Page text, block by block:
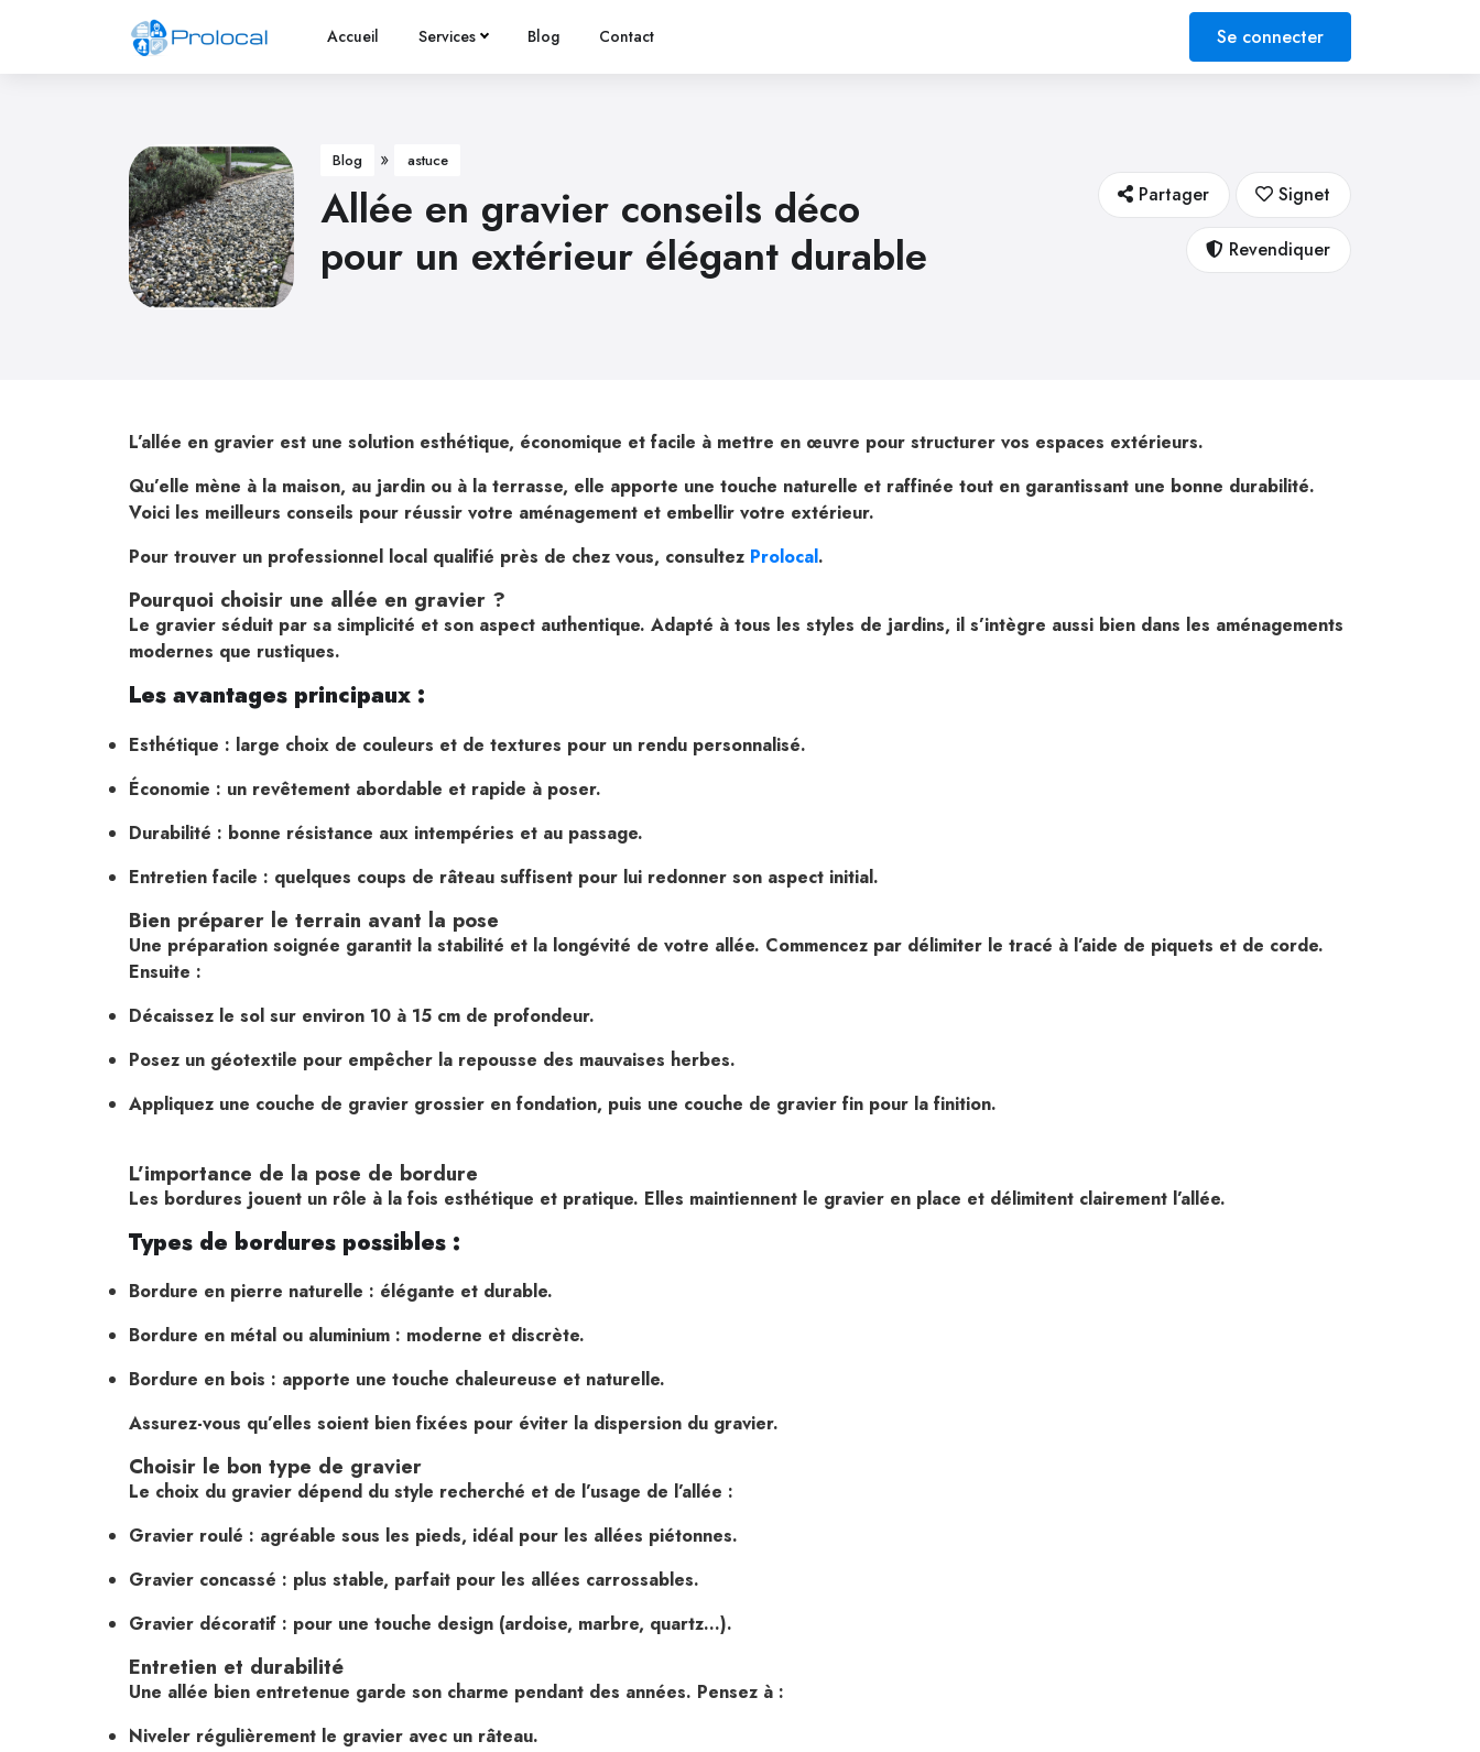
Accueil Services Blog Contact Se connecter
Blog » astuce
Allée en gravier conseils déco
pour un extérieur élégant durable
Partager Signet
Revendiquer
L’allée en gravier est une solution esthétique, économique et facile à mettre en œuvre pour structurer vos espaces extérieurs.
Qu’elle mène à la maison, au jardin ou à la terrasse, elle apporte une touche naturelle et raffinée tout en garantissant une bonne durabilité.
Voici les meilleurs conseils pour réussir votre aménagement et embellir votre extérieur.
Pour trouver un professionnel local qualifié près de chez vous, consultez Prolocal.
Pourquoi choisir une allée en gravier ?
Le gravier séduit par sa simplicité et son aspect authentique. Adapté à tous les styles de jardins, il s’intègre aussi bien dans les aménagements
modernes que rustiques.
Les avantages principaux :
Esthétique : large choix de couleurs et de textures pour un rendu personnalisé.
Économie : un revêtement abordable et rapide à poser.
Durabilité : bonne résistance aux intempéries et au passage.
Entretien facile : quelques coups de râteau suffisent pour lui redonner son aspect initial.
Bien préparer le terrain avant la pose
Une préparation soignée garantit la stabilité et la longévité de votre allée. Commencez par délimiter le tracé à l’aide de piquets et de corde.
Ensuite :
Décaissez le sol sur environ 10 à 15 cm de profondeur.
Posez un géotextile pour empêcher la repousse des mauvaises herbes.
Appliquez une couche de gravier grossier en fondation, puis une couche de gravier fin pour la finition.
L’importance de la pose de bordure
Les bordures jouent un rôle à la fois esthétique et pratique. Elles maintiennent le gravier en place et délimitent clairement l’allée.
Types de bordures possibles :
Bordure en pierre naturelle : élégante et durable.
Bordure en métal ou aluminium : moderne et discrète.
Bordure en bois : apporte une touche chaleureuse et naturelle.
Assurez-vous qu’elles soient bien fixées pour éviter la dispersion du gravier.
Choisir le bon type de gravier
Le choix du gravier dépend du style recherché et de l’usage de l’allée :
Gravier roulé : agréable sous les pieds, idéal pour les allées piétonnes.
Gravier concassé : plus stable, parfait pour les allées carrossables.
Gravier décoratif : pour une touche design (ardoise, marbre, quartz…).
Entretien et durabilité
Une allée bien entretenue garde son charme pendant des années. Pensez à :
Niveler régulièrement le gravier avec un râteau.